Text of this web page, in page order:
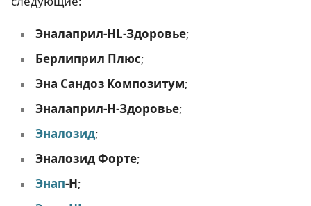
Эналаприл-HL-Здоровье;
Берлиприл Плюс;
Эна Сандоз Композитум;
Эналаприл-H-Здоровье;
Эналозид;
Эналозид Форте;
Энап-Н;